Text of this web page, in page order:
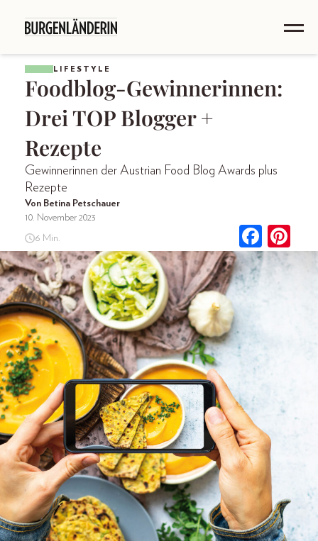
LIFESTYLE
Foodblog-Gewinnerinnen:
Drei TOP Blogger +
Rezepte
Gewinnerinnen der Austrian Food Blog Awards plus
Rezepte
Von Betina Petschauer
10. November 2023
6 Min.